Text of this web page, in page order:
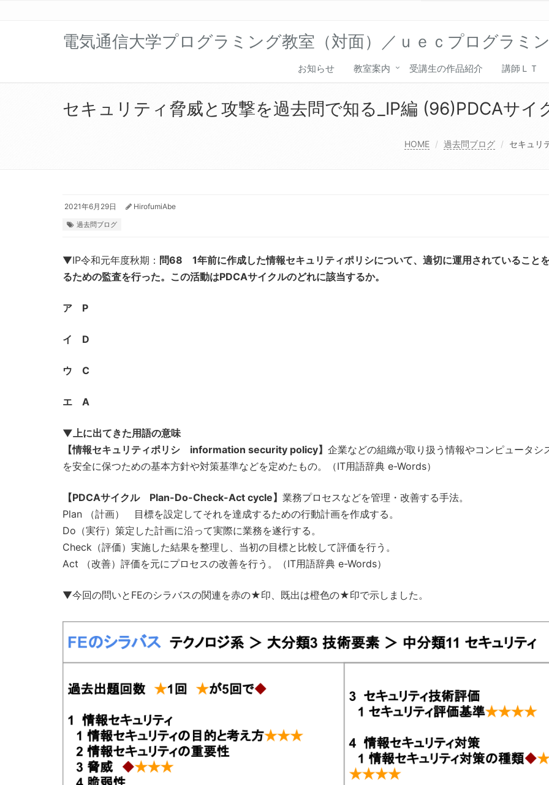
電気通信大学プログラミング教室（対面）／ｕｅｃプログラミ
お知らせ 教室案内 受講生の作品紹介 講師ＬＴ
セキュリティ脅威と攻撃を過去問で知る_IP編 (96)PDCAサイ
HOME 過去問ブログ セキュリ
2021年6月29日 HirofumiAbe
過去問ブログ
▼IP令和元年度秋期： 問68 1年前に作成した情報セキュリティポリシについて、適切に運用されていること
るための監査を行った。この活動はPDCAサイクルのどれに該当するか。
ア P
イ D
ウ C
エ A
▼上に出てきた用語の意味
【情報セキュリティポリシ information security policy】 企業などの組織が取り扱う情報やコンピュータシ
を安全に保つための基本方針や対策基準などを定めたもの。（IT用語辞典 e-Words）
【PDCAサイクル Plan-Do-Check-Act cycle】 業務プロセスなどを管理・改善する手法。
Plan （計画） 目標を設定してそれを達成するための行動計画を作成する。
Do（実行）策定した計画に沿って実際に業務を遂行する。
Check（評価）実施した結果を整理し、当初の目標と比較して評価を行う。
Act （改善）評価を元にプロセスの改善を行う。（IT用語辞典 e-Words）
▼今回の問いとFEのシラバスの関連を赤の★印、既出は橙色の★印で示しました。